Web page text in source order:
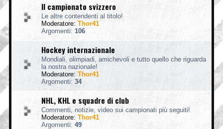
Il campionato svizzero
Le altre contendenti al titolo!
Moderatore: Thor41
Argomenti: 106
Hockey internazionale
Mondiali, olimpiadi, amichevoli e tutto quello che riguarda
la nostra nazionale!
Moderatore: Thor41
Argomenti: 34
NHL, KHL e squadre di club
Commenti, notizie, video sui campionati più seguiti!
Moderatore: Thor41
Argomenti: 49